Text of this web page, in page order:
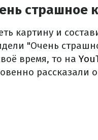
страшное
картину и
"Очень
время, то на
рассказали